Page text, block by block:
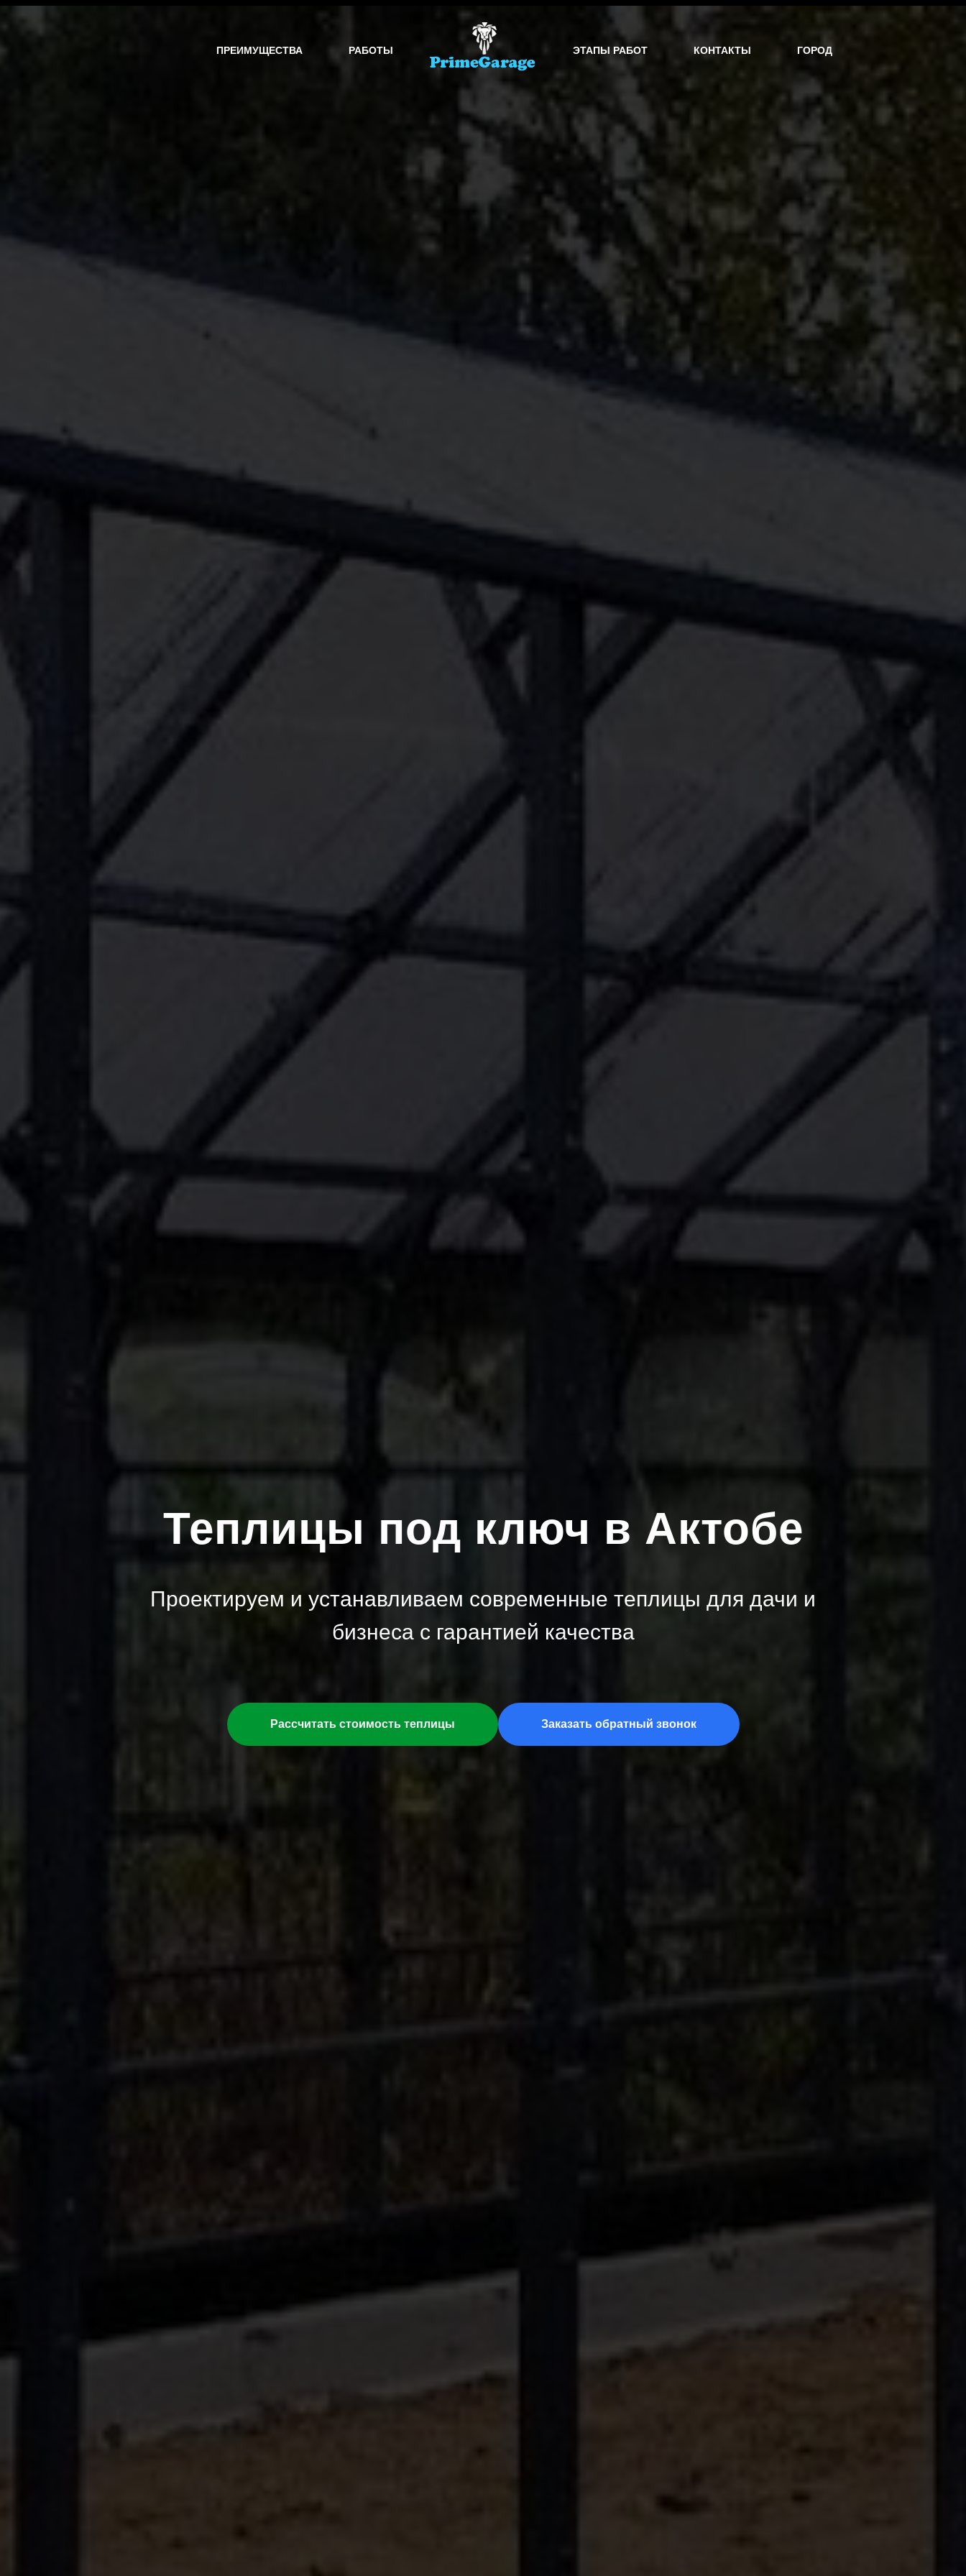
ПРЕИМУЩЕСТВА РАБОТЫ ЭТАПЫ РАБОТ КОНТАКТЫ ГОРОД
Теплицы под ключ в Актобе
Проектируем и устанавливаем современные теплицы для дачи и
бизнеса с гарантией качества
Рассчитать стоимость теплицы Заказать обратный звонок